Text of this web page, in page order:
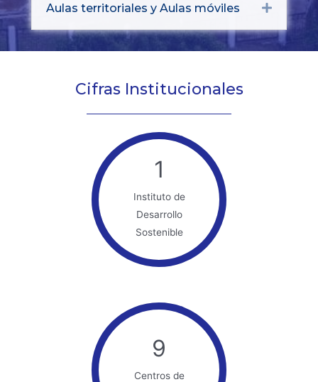
Aulas territoriales y Aulas móviles Expand
Cifras Institucionales
1
Instituto de
Desarrollo
Sostenible
9
Centros de